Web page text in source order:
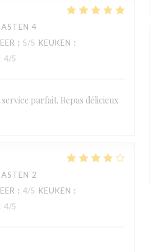
4
: 5/5 KEUKEN :
4/5
parfait. Repas délicieux
2
: 4/5 KEUKEN :
4/5